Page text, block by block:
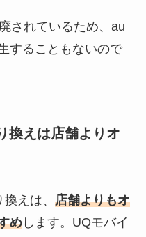
されているため、au
することもないので
換えは店舗よりオ
えは、 店舗よりもオ
めします。UQモバイ